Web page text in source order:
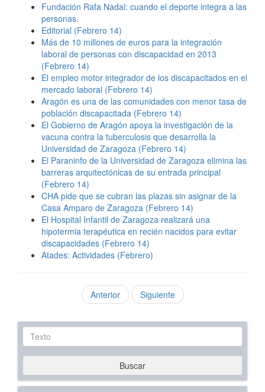
Fundación Rafa Nadal: cuando el deporte integra a las
personas.
Editorial (Febrero 14)
Más de 10 millones de euros para la integración
laboral de personas con discapacidad en 2013
(Febrero 14)
El empleo motor integrador de los discapacitados en el
mercado laboral (Febrero 14)
Aragón es una de las comunidades con menor tasa de
población discapacitada (Febrero 14)
El Gobierno de Aragón apoya la investigación de la
vacuna contra la tuberculosis que desarrolla la
Universidad de Zaragoza (Febrero 14)
El Paraninfo de la Universidad de Zaragoza elimina las
barreras arquitectónicas de su entrada principal
(Febrero 14)
CHA pide que se cubran las plazas sin asignar de la
Casa Amparo de Zaragoza (Febrero 14)
El Hospital Infantil de Zaragoza realizará una
hipotermia terapéutica en recién nacidos para evitar
discapacidades (Febrero 14)
Atades: Actividades (Febrero)
Anterior Siguiente
Texto
Buscar